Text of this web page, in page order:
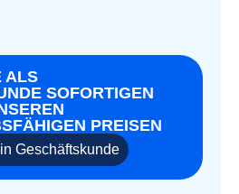
ALS
SOFORTIGEN
PREISEN
Geschäftskunde